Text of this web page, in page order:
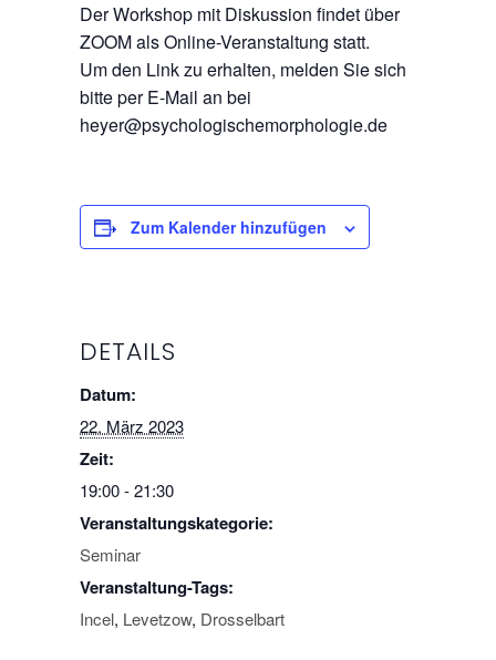
Der Workshop mit Diskussion findet über
ZOOM als Online-Veranstaltung statt.
Um den Link zu erhalten, melden Sie sich
bitte per E-Mail an bei
heyer@psychologischemorphologie.de
Zum Kalender hinzufügen
DETAILS
Datum:
22. März 2023
Zeit:
19:00 - 21:30
Veranstaltungskategorie:
Seminar
Veranstaltung-Tags:
Incel, Levetzow, Drosselbart